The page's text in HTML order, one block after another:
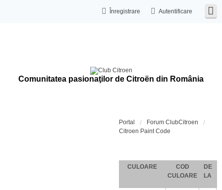
Autentificare
Înregistrare
Comunitatea pasionaţilor de Citroën din România
Portal
Forum ClubCitroen
Citroen Paint Code
CULOARE
COD
CULOARE
DE
LA